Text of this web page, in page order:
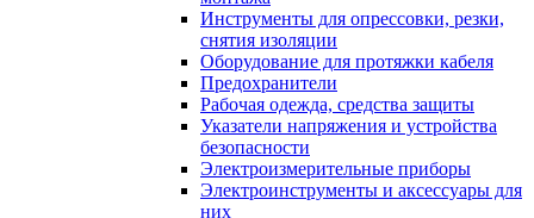
Инструменты для опрессовки, резки,
снятия изоляции
Оборудование для протяжки кабеля
Предохранители
Рабочая одежда, средства защиты
Указатели напряжения и устройства
безопасности
Электроизмерительные приборы
Электроинструменты и аксессуары для
них